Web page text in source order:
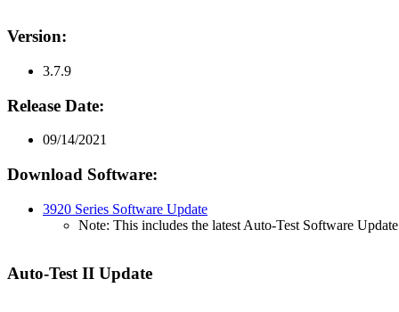
Version:
3.7.9
Release Date:
09/14/2021
Download Software:
3920 Series Software Update
Note: This includes the latest Auto-Test Software Update
Auto-Test II Update